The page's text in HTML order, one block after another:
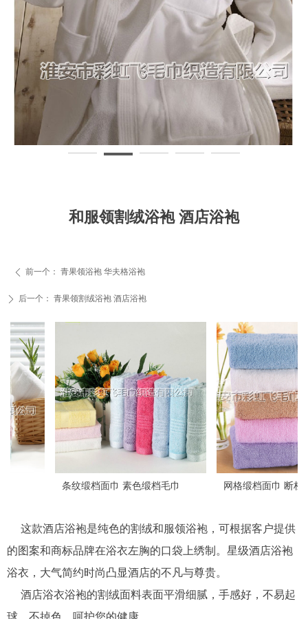
和服领割绒浴袍 酒店浴袍
ꄴ 前一个： 青果领浴袍 华夫格浴袍
ꄲ 后一个： 青果领割绒浴袍 酒店浴袍
这款酒店浴袍是纯色的割绒和服领浴袍，可根据客户提供
的图案和商标品牌在浴衣左胸的口袋上绣制。星级酒店浴袍
浴衣，大气简约时尚凸显酒店的不凡与尊贵。
酒店浴衣浴袍的割绒面料表面平滑细腻，手感好，不易起
球，不掉色，呵护您的健康。
条纹缎档面巾 素色缎档毛巾 网格缎档面巾 断档面巾